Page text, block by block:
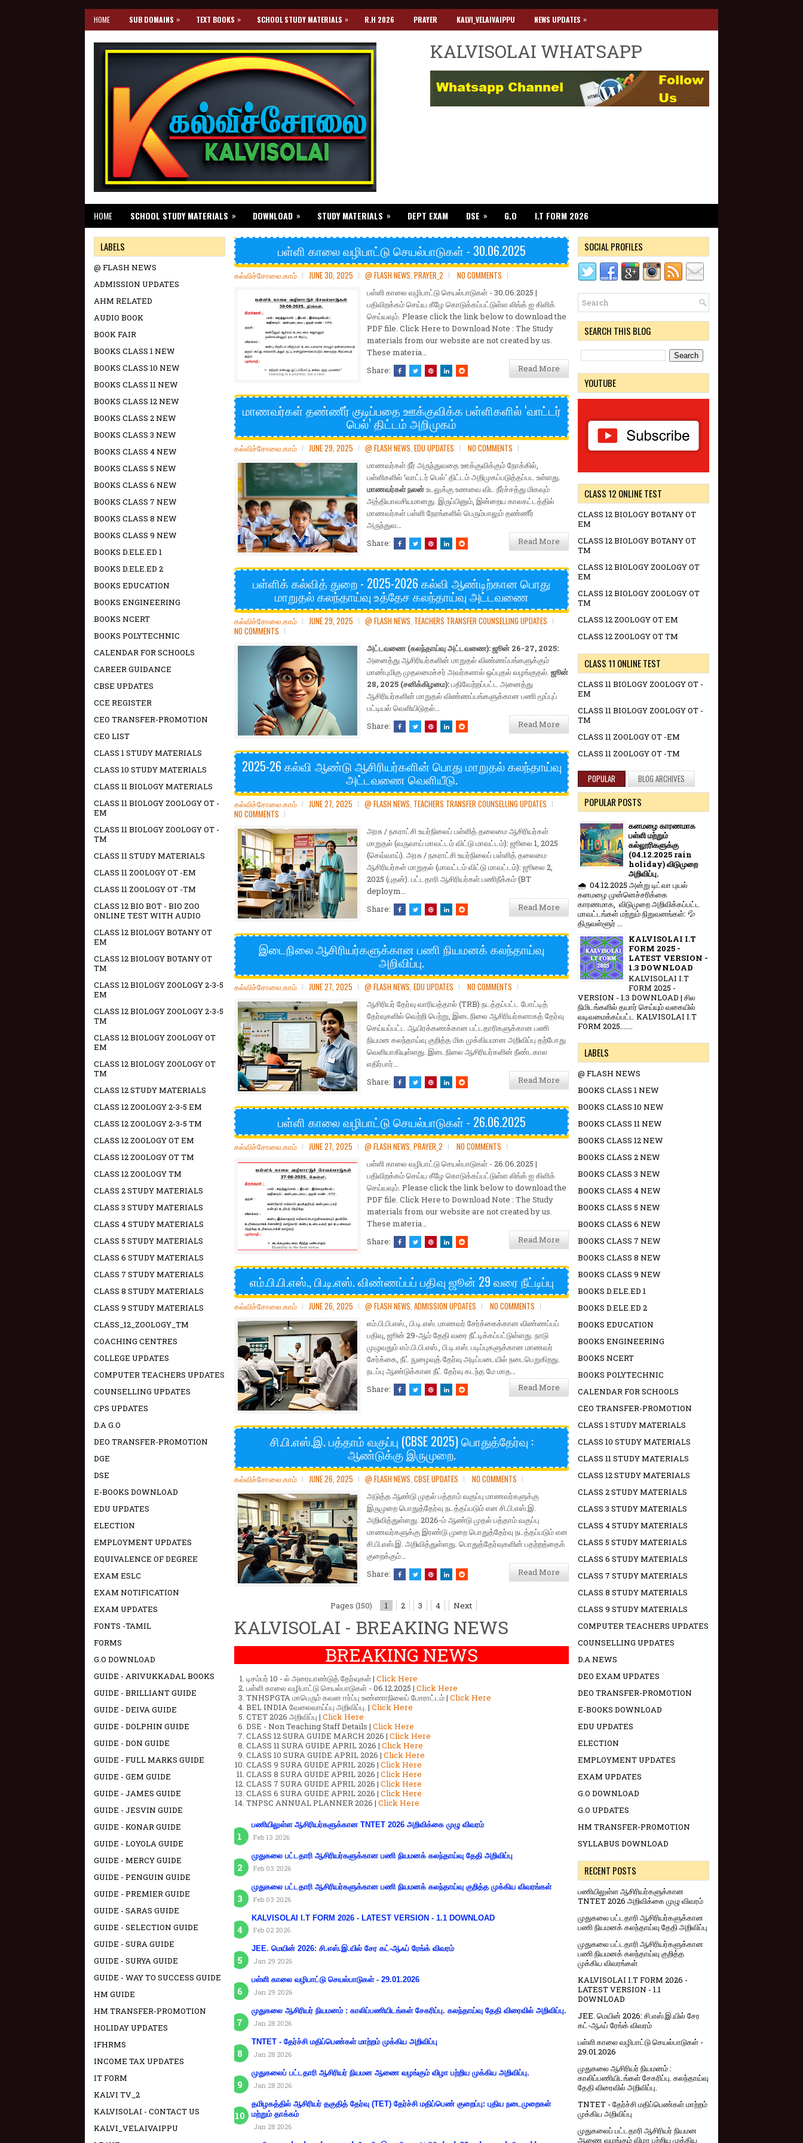
HOME SUB DOMAINS » TEXT BOOKS » SCHOOL STUDY MATERIALS » R.H 2026 PRAYER KALVI_VELAIVAIPPU NEWS UPDATES »
KALVISOLAI WHATSAPP
HOME SCHOOL STUDY MATERIALS » DOWNLOAD » STUDY MATERIALS » DEPT EXAM DSE » G.O I.T FORM 2026
பள்ளி காலை வழிபாட்டு செயல்பாடுகள் - 30.06.2025
கல்விச்சோலை.காம் JUNE 30, 2025 @ FLASH NEWS, PRAYER_2 NO COMMENTS
பள்ளி காலை வழிபாட்டு செயல்பாடுகள் - 30.06.2025 |
பதிவிறக்கம் செய்ய கீழே கொடுக்கப்பட்டுள்ள லிங்க் ஐ கிளிக்
செய்யவும். Please click the link below to download the
PDF file. Click Here to Download Note : The Study
materials from our website are not created by us.
These materia…
Share:
Read More
மாணவர்கள் தண்ணீர் குடிப்பதை ஊக்குவிக்க பள்ளிகளில் ‘வாட்டர்
பெல்’ திட்டம் அறிமுகம்
கல்விச்சோலை.காம் JUNE 29, 2025 @ FLASH NEWS, EDU UPDATES NO COMMENTS
மாணவர்கள் நீர் அருந்துவதை ஊக்குவிக்கும் நோக்கில்,
பள்ளிகளில் ‘வாட்டர் பெல்' திட்டம் அறிமுகப்படுத்தப்பட உள்ளது.
மாணவர்கள் நலன்உடலுக்கு உணவை விட நீர்ச்சத்து மிகவும்
அத்தியாவசியமானது. இருப்பினும், இன்றைய காலகட்டத்தில்
மாணவர்கள் பள்ளி நேரங்களில் பெரும்பாலும் தண்ணீர்
அருந்துவ…
Share:
Read More
பள்ளிக் கல்வித் துறை - 2025-2026 கல்வி ஆண்டிற்கான பொது
மாறுதல் கலந்தாய்வு உத்தேச கலந்தாய்வு அட்டவணை
கல்விச்சோலை.காம் JUNE 29, 2025 @ FLASH NEWS, TEACHERS TRANSFER COUNSELLING UPDATES
NO COMMENTS
அட்டவணை (கலந்தாய்வு அட்டவணை):ஜூன் 26-27, 2025:
அனைத்து ஆசிரியர்களின் மாறுதல் விண்ணப்பங்களுக்கும்
மாண்புமிகு முதலமைச்சர் அவர்களால் ஒப்புதல் வழங்குதல். ஜூன்
28, 2025 (சனிக்கிழமை):பதிவேற்றப்பட்ட அனைத்து
ஆசிரியர்களின் மாறுதல் விண்ணப்பங்களுக்கான பணி மூப்புப்
பட்டியல் வெளியிடுதல்…
Share:
Read More
2025-26 கல்வி ஆண்டு ஆசிரியர்களின் பொது மாறுதல் கலந்தாய்வு
அட்டவணை வெளியீடு.
கல்விச்சோலை.காம் JUNE 27, 2025 @ FLASH NEWS, TEACHERS TRANSFER COUNSELLING UPDATES
NO COMMENTS
அரசு / நகராட்சி உயர்நிலைப் பள்ளித் தலைமை ஆசிரியர்கள்
மாறுதல் (வருவாய் மாவட்டம் விட்டு மாவட்டம்): ஜூலை 1, 2025
(செவ்வாய்). அரசு / நகராட்சி உயர்நிலைப் பள்ளித் தலைமை
ஆசிரியர்கள் மாறுதல் (மாவட்டம் விட்டு மாவட்டம்): ஜூலை 2,
2025 (புதன்). பட்டதாரி ஆசிரியர்கள் பணிநீக்கம் (BT
deploym…
Share:
Read More
இடைநிலை ஆசிரியர்களுக்கான பணி நியமனக் கலந்தாய்வு
அறிவிப்பு.
கல்விச்சோலை.காம் JUNE 27, 2025 @ FLASH NEWS, EDU UPDATES NO COMMENTS
ஆசிரியர் தேர்வு வாரியத்தால் (TRB) நடத்தப்பட்ட போட்டித்
தேர்வுகளில் வெற்றி பெற்று, இடைநிலை ஆசிரியர்களாகத் தேர்வு
செய்யப்பட்ட ஆயிரக்கணக்கான பட்டதாரிகளுக்கான பணி
நியமன கலந்தாய்வு குறித்த மிக முக்கியமான அறிவிப்பு தற்போது
வெளியாகியுள்ளது. இடைநிலை ஆசிரியர்களின் நீண்டகால
எதிர்பார்…
Share:
Read More
பள்ளி காலை வழிபாட்டு செயல்பாடுகள் - 26.06.2025
கல்விச்சோலை.காம் JUNE 27, 2025 @ FLASH NEWS, PRAYER_2 NO COMMENTS
பள்ளி காலை வழிபாட்டு செயல்பாடுகள் - 26.06.2025 |
பதிவிறக்கம் செய்ய கீழே கொடுக்கப்பட்டுள்ள லிங்க் ஐ கிளிக்
செய்யவும். Please click the link below to download the
PDF file. Click Here to Download Note : The Study
materials from our website are not created by us.
These materia…
Share:
Read More
எம்.பி.பி.எஸ்., பி.டி.எஸ். விண்ணப்பப் பதிவு ஜூன் 29 வரை நீட்டிப்பு
கல்விச்சோலை.காம் JUNE 26, 2025 @ FLASH NEWS, ADMISSION UPDATES NO COMMENTS
எம்.பி.பி.எஸ்., பி.டி.எஸ். மாணவர் சேர்க்கைக்கான விண்ணப்பப்
பதிவு, ஜூன் 29-ஆம் தேதி வரை நீட்டிக்கப்பட்டுள்ளது. நாடு
முழுவதும் எம்.பி.பி.எஸ்., பி.டி.எஸ். படிப்புகளுக்கான மாணவர்
சேர்க்கை, நீட் நுழைவுத் தேர்வு அடிப்படையில் நடைபெறுகிறது.
நடப்பு ஆண்டுக்கான நீட் தேர்வு கடந்த மே மாத…
Share:
Read More
சி.பி.எஸ்.இ. பத்தாம் வகுப்பு (CBSE 2025) பொதுத்தேர்வு :
ஆண்டுக்கு இருமுறை.
கல்விச்சோலை.காம் JUNE 26, 2025 @ FLASH NEWS, CBSE UPDATES NO COMMENTS
அடுத்த ஆண்டு முதல் பத்தாம் வகுப்பு மாணவர்களுக்கு
இருமுறை பொதுத்தேர்வு நடத்தப்படும் என சி.பி.எஸ்.இ.
அறிவித்துள்ளது. 2026-ம் ஆண்டு முதல் பத்தாம் வகுப்பு
மாணவர்களுக்கு இரண்டு முறை பொதுத்தேர்வு நடத்தப்படும் என
சி.பி.எஸ்.இ. அறிவித்துள்ளது. பொதுத்தேர்வுகளின் பதற்றத்தைக்
குறைக்கும்…
Share:
Read More
Pages (150) 1 2 3 4 Next
KALVISOLAI - BREAKING NEWS
BREAKING NEWS
டிசம்பர் 10 - ல் அரையாண்டுத் தேர்வுகள் | Click Here
பள்ளி காலை வழிபாட்டு செயல்பாடுகள் - 06.12.2025 | Click Here
TNHSPGTA மாபெரும் கவன ஈர்ப்பு உண்ணாநிலைப் போராட்டம் | Click Here
BEL INDIA வேலைவாய்ப்பு அறிவிப்பு. | Click Here
CTET 2026 அறிவிப்பு | Click Here
DSE - Non Teaching Staff Details | Click Here
CLASS 12 SURA GUIDE MARCH 2026 | Click Here
CLASS 11 SURA GUIDE APRIL 2026 | Click Here
CLASS 10 SURA GUIDE APRIL 2026 | Click Here
CLASS 9 SURA GUIDE APRIL 2026 | Click Here
CLASS 8 SURA GUIDE APRIL 2026 | Click Here
CLASS 7 SURA GUIDE APRIL 2026 | Click Here
CLASS 6 SURA GUIDE APRIL 2026 | Click Here
TNPSC ANNUAL PLANNER 2026 | Click Here
பணியிலுள்ள ஆசிரியர்களுக்கான TNTET 2026 அறிவிக்கை முழு விவரம்
Feb 13 2026
முதுகலை பட்டதாரி ஆசிரியர்களுக்கான பணி நியமனக் கலந்தாய்வு தேதி அறிவிப்பு
Feb 03 2026
முதுகலை பட்டதாரி ஆசிரியர்களுக்கான பணி நியமனக் கலந்தாய்வு குறித்த முக்கிய விவரங்கள்
Feb 03 2026
KALVISOLAI I.T FORM 2026 - LATEST VERSION - 1.1 DOWNLOAD
Feb 02 2026
JEE. மெயின் 2026: சி.எஸ்.இ.யில் சேர கட்-ஆஃப் ரேங்க் விவரம்
Jan 29 2026
பள்ளி காலை வழிபாட்டு செயல்பாடுகள் - 29.01.2026
Jan 29 2026
முதுகலை ஆசிரியர் நியமனம் : காலிப்பணியிடங்கள் சேகரிப்பு. கலந்தாய்வு தேதி விரைவில் அறிவிப்பு.
Jan 28 2026
TNTET - தேர்ச்சி மதிப்பெண்கள் மாற்றம் முக்கிய அறிவிப்பு
Jan 28 2026
முதுகலைப் பட்டதாரி ஆசிரியர் நியமன ஆணை வழங்கும் விழா பற்றிய முக்கிய அறிவிப்பு.
Jan 28 2026
தமிழகத்தில் ஆசிரியர் தகுதித் தேர்வு (TET) தேர்ச்சி மதிப்பெண் குறைப்பு: புதிய நடைமுறைகள்
மற்றும் தாக்கம்
Jan 28 2026
LABELS
@ FLASH NEWS
ADMISSION UPDATES
AHM RELATED
AUDIO BOOK
BOOK FAIR
BOOKS CLASS 1 NEW
BOOKS CLASS 10 NEW
BOOKS CLASS 11 NEW
BOOKS CLASS 12 NEW
BOOKS CLASS 2 NEW
BOOKS CLASS 3 NEW
BOOKS CLASS 4 NEW
BOOKS CLASS 5 NEW
BOOKS CLASS 6 NEW
BOOKS CLASS 7 NEW
BOOKS CLASS 8 NEW
BOOKS CLASS 9 NEW
BOOKS D.ELE.ED 1
BOOKS D.ELE.ED 2
BOOKS EDUCATION
BOOKS ENGINEERING
BOOKS NCERT
BOOKS POLYTECHNIC
CALENDAR FOR SCHOOLS
CAREER GUIDANCE
CBSE UPDATES
CCE REGISTER
CEO TRANSFER-PROMOTION
CEO LIST
CLASS 1 STUDY MATERIALS
CLASS 10 STUDY MATERIALS
CLASS 11 BIOLOGY MATERIALS
CLASS 11 BIOLOGY ZOOLOGY OT -
EM
CLASS 11 BIOLOGY ZOOLOGY OT -
TM
CLASS 11 STUDY MATERIALS
CLASS 11 ZOOLOGY OT -EM
CLASS 11 ZOOLOGY OT -TM
CLASS 12 BIO BOT - BIO ZOO
ONLINE TEST WITH AUDIO
CLASS 12 BIOLOGY BOTANY OT
EM
CLASS 12 BIOLOGY BOTANY OT
TM
CLASS 12 BIOLOGY ZOOLOGY 2-3-5
EM
CLASS 12 BIOLOGY ZOOLOGY 2-3-5
TM
CLASS 12 BIOLOGY ZOOLOGY OT
EM
CLASS 12 BIOLOGY ZOOLOGY OT
TM
CLASS 12 STUDY MATERIALS
CLASS 12 ZOOLOGY 2-3-5 EM
CLASS 12 ZOOLOGY 2-3-5 TM
CLASS 12 ZOOLOGY OT EM
CLASS 12 ZOOLOGY OT TM
CLASS 12 ZOOLOGY TM
CLASS 2 STUDY MATERIALS
CLASS 3 STUDY MATERIALS
CLASS 4 STUDY MATERIALS
CLASS 5 STUDY MATERIALS
CLASS 6 STUDY MATERIALS
CLASS 7 STUDY MATERIALS
CLASS 8 STUDY MATERIALS
CLASS 9 STUDY MATERIALS
CLASS_12_ZOOLOGY_TM
COACHING CENTRES
COLLEGE UPDATES
COMPUTER TEACHERS UPDATES
COUNSELLING UPDATES
CPS UPDATES
D.A G.O
DEO TRANSFER-PROMOTION
DGE
DSE
E-BOOKS DOWNLOAD
EDU UPDATES
ELECTION
EMPLOYMENT UPDATES
EQUIVALENCE OF DEGREE
EXAM ESLC
EXAM NOTIFICATION
EXAM UPDATES
FONTS -TAMIL
FORMS
G.O DOWNLOAD
GUIDE - ARIVUKKADAL BOOKS
GUIDE - BRILLIANT GUIDE
GUIDE - DEIVA GUIDE
GUIDE - DOLPHIN GUIDE
GUIDE - DON GUIDE
GUIDE - FULL MARKS GUIDE
GUIDE - GEM GUIDE
GUIDE - JAMES GUIDE
GUIDE - JESVIN GUIDE
GUIDE - KONAR GUIDE
GUIDE - LOYOLA GUIDE
GUIDE - MERCY GUIDE
GUIDE - PENGUIN GUIDE
GUIDE - PREMIER GUIDE
GUIDE - SARAS GUIDE
GUIDE - SELECTION GUIDE
GUIDE - SURA GUIDE
GUIDE - SURYA GUIDE
GUIDE - WAY TO SUCCESS GUIDE
HM GUIDE
HM TRANSFER-PROMOTION
HOLIDAY UPDATES
IFHRMS
INCOME TAX UPDATES
IT FORM
KALVI TV_2
KALVISOLAI - CONTACT US
KALVI_VELAIVAIPPU
SOCIAL PROFILES
SEARCH THIS BLOG
YOUTUBE
CLASS 12 ONLINE TEST
CLASS 12 BIOLOGY BOTANY OT
EM
CLASS 12 BIOLOGY BOTANY OT
TM
CLASS 12 BIOLOGY ZOOLOGY OT
EM
CLASS 12 BIOLOGY ZOOLOGY OT
TM
CLASS 12 ZOOLOGY OT EM
CLASS 12 ZOOLOGY OT TM
CLASS 11 ONLINE TEST
CLASS 11 BIOLOGY ZOOLOGY OT -
EM
CLASS 11 BIOLOGY ZOOLOGY OT -
TM
CLASS 11 ZOOLOGY OT -EM
CLASS 11 ZOOLOGY OT -TM
POPULAR BLOG ARCHIVES
POPULAR POSTS
கனமழை காரணமாக
பள்ளி மற்றும்
கல்லூரிகளுக்கு
(04.12.2025 rain
holiday) விடுமுறை
அறிவிப்பு.
🌧️ 04.12.2025 அன்று டிட்வா புயல்
கனமழை முன்னெச்சரிக்கை
காரணமாக, விடுமுறை அறிவிக்கப்பட்ட
மாவட்டங்கள் மற்றும் நிறுவனங்கள்: 💦
திருவள்ளூர் ...
KALVISOLAI I.T
FORM 2025 -
LATEST VERSION -
1.3 DOWNLOAD
KALVISOLAI I.T
FORM 2025 -
VERSION - 1.3 DOWNLOAD | சில
நிமிடங்களில் தயார் செய்யும் வகையில்
வடிவமைக்கப்பட்ட KALVISOLAI I.T
FORM 2025.......
LABELS
@ FLASH NEWS
BOOKS CLASS 1 NEW
BOOKS CLASS 10 NEW
BOOKS CLASS 11 NEW
BOOKS CLASS 12 NEW
BOOKS CLASS 2 NEW
BOOKS CLASS 3 NEW
BOOKS CLASS 4 NEW
BOOKS CLASS 5 NEW
BOOKS CLASS 6 NEW
BOOKS CLASS 7 NEW
BOOKS CLASS 8 NEW
BOOKS CLASS 9 NEW
BOOKS D.ELE.ED 1
BOOKS D.ELE.ED 2
BOOKS EDUCATION
BOOKS ENGINEERING
BOOKS NCERT
BOOKS POLYTECHNIC
CALENDAR FOR SCHOOLS
CEO TRANSFER-PROMOTION
CLASS 1 STUDY MATERIALS
CLASS 10 STUDY MATERIALS
CLASS 11 STUDY MATERIALS
CLASS 12 STUDY MATERIALS
CLASS 2 STUDY MATERIALS
CLASS 3 STUDY MATERIALS
CLASS 4 STUDY MATERIALS
CLASS 5 STUDY MATERIALS
CLASS 6 STUDY MATERIALS
CLASS 7 STUDY MATERIALS
CLASS 8 STUDY MATERIALS
CLASS 9 STUDY MATERIALS
COMPUTER TEACHERS UPDATES
COUNSELLING UPDATES
D.A NEWS
DEO EXAM UPDATES
DEO TRANSFER-PROMOTION
E-BOOKS DOWNLOAD
EDU UPDATES
ELECTION
EMPLOYMENT UPDATES
EXAM UPDATES
G.O DOWNLOAD
G.O UPDATES
HM TRANSFER-PROMOTION
SYLLABUS DOWNLOAD
RECENT POSTS
பணியிலுள்ள ஆசிரியர்களுக்கான
TNTET 2026 அறிவிக்கை முழு விவரம்
முதுகலை பட்டதாரி ஆசிரியர்களுக்கான
பணி நியமனக் கலந்தாய்வு தேதி அறிவிப்பு
முதுகலை பட்டதாரி ஆசிரியர்களுக்கான
பணி நியமனக் கலந்தாய்வு குறித்த
முக்கிய விவரங்கள்
KALVISOLAI I.T FORM 2026 -
LATEST VERSION - 1.1
DOWNLOAD
JEE. மெயின் 2026: சி.எஸ்.இ.யில் சேர
கட்-ஆஃப் ரேங்க் விவரம்
பள்ளி காலை வழிபாட்டு செயல்பாடுகள் -
29.01.2026
முதுகலை ஆசிரியர் நியமனம் :
காலிப்பணியிடங்கள் சேகரிப்பு. கலந்தாய்வு
தேதி விரைவில் அறிவிப்பு.
TNTET - தேர்ச்சி மதிப்பெண்கள் மாற்றம்
முக்கிய அறிவிப்பு
முதுகலைப் பட்டதாரி ஆசிரியர் நியமன
ஆணை வழங்கும் விழா பற்றிய முக்கிய